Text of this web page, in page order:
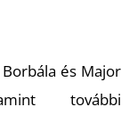
és Major
további